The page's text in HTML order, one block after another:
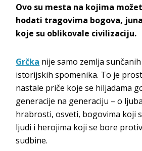
Ovo su mesta na kojima
hodati tragovima bogova,
koje su oblikovale civilizaciju.
Grčka nije samo zemlja
istorijskih spomenika. To je
nastale priče koje se hiljadama
generacije na generaciju – o
hrabrosti, osveti, bogovima koji
ljudi i herojima koji se bore
sudbine.